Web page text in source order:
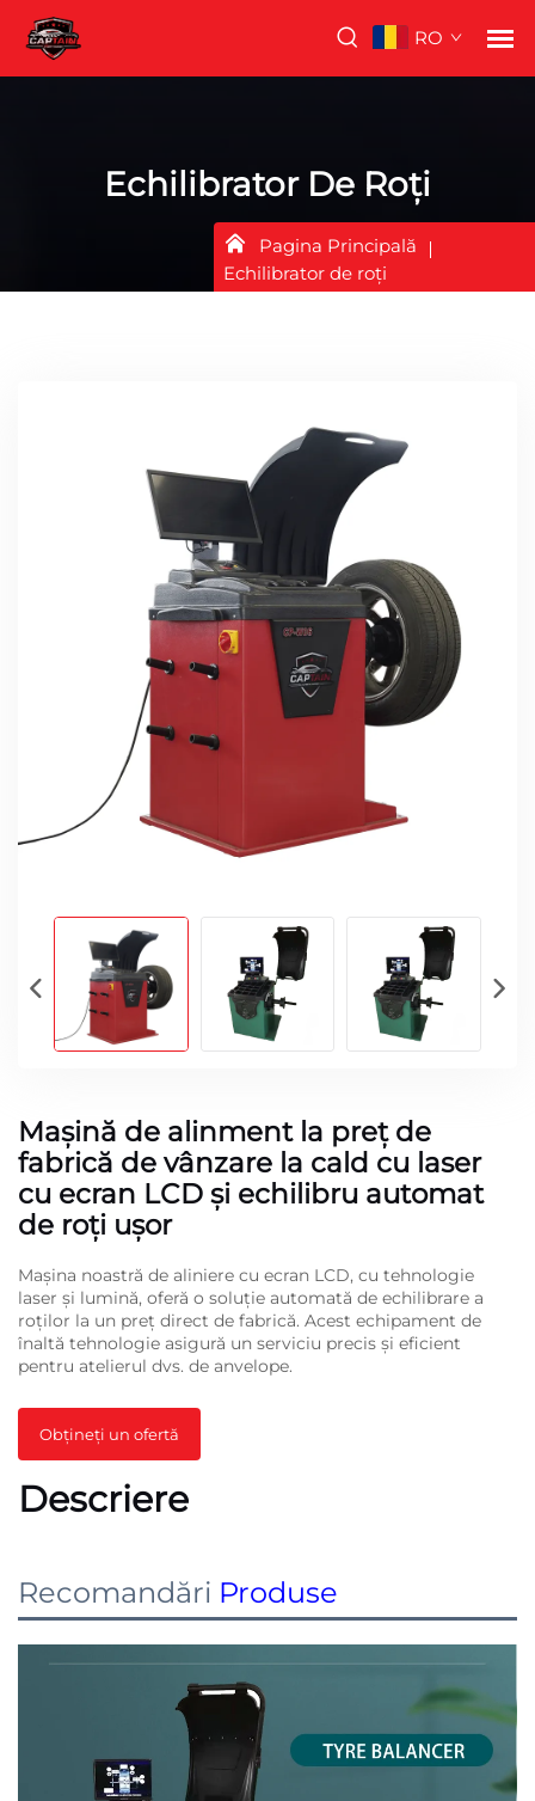
RO
Echilibrator De Roți
Pagina Principală
Echilibrator de roți
Mașină de alinment la preț de
fabrică de vânzare la cald cu laser
cu ecran LCD și echilibru automat
de roți ușor
Mașina noastră de aliniere cu ecran LCD, cu tehnologie
laser și lumină, oferă o soluție automată de echilibrare a
roților la un preț direct de fabrică. Acest echipament de
înaltă tehnologie asigură un serviciu precis şi eficient
pentru atelierul dvs. de anvelope.
Obțineți un ofertă
Descriere
Recomandări Produse